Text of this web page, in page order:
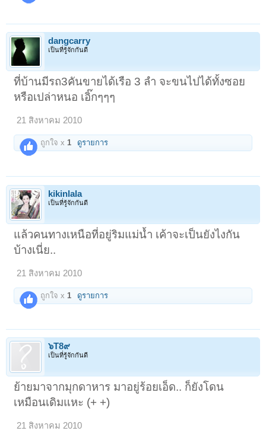
dangcarry
เป็นที่รู้จักกันดี
ที่บ้านมีรถ3คันขายได้เรือ 3 ลำ จะขนไปได้ทั้งซอย
หรือเปล่าหนอ เอิ๊กๆๆๆ
21 สิงหาคม 2010
ถูกใจ x1 ดูรายการ
kikinlala
เป็นที่รู้จักกันดี
แล้วคนทางเหนือที่อยู่ริมแม่น้ำ เค้าจะเป็นยังไงกัน
บ้างเนี่ย..
21 สิงหาคม 2010
ถูกใจ x 1 ดูรายการ
๖T8๙
เป็นที่รู้จักกันดี
ย้ายมาจากมุกดาหาร มาอยู่ร้อยเอ็ด.. ก็ยังโดน
เหมือนเดิมแหะ (+ +)
21 สิงหาคม 2010